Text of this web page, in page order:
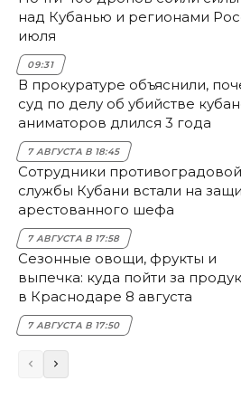
над Кубанью и регионами
июля
09:31
В прокуратуре объяснили,
суд по делу об убийстве
аниматоров длился 3 года
7 АВГУСТА В 18:45
Сотрудники противоградовой
службы Кубани встали на
арестованного шефа
7 АВГУСТА В 17:58
Сезонные овощи, фрукты и
выпечка: куда пойти за
в Краснодаре 8 августа
7 АВГУСТА В 17:50